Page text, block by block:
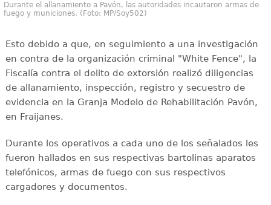
Durante el allanamiento a Pavón, las autoridades incautaron armas de
fuego y municiones. (Foto: MP/Soy502)
Esto debido a que, en seguimiento a una investigación
en contra de la organización criminal "White Fence", la
Fiscalía contra el delito de extorsión realizó diligencias
de allanamiento, inspección, registro y secuestro de
evidencia en la Granja Modelo de Rehabilitación Pavón,
en Fraijanes.
Durante los operativos a cada uno de los señalados les
fueron hallados en sus respectivas bartolinas aparatos
telefónicos, armas de fuego con sus respectivos
cargadores y documentos.